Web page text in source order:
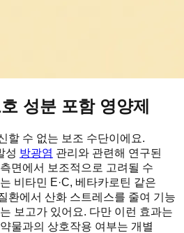
성분 포함 영양제
할 수 없는 보조 수단이에요.
성 방광염 관리와 관련해 연구된
면에서 보조적으로 고려될 수
비타민 E·C, 베타카로틴 같은
환에서 산화 스트레스를 줄여 기능
보고가 있어요. 다만 이런 효과는
물과의 상호작용 여부는 개별